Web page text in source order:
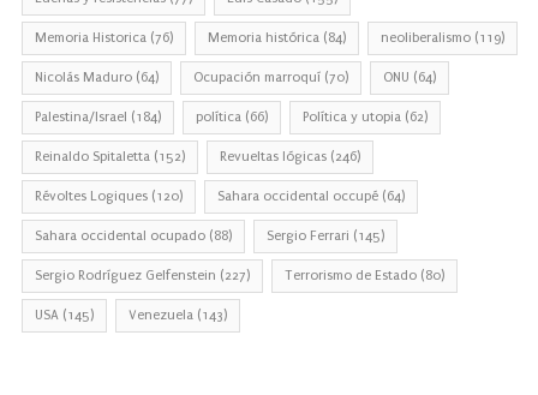
Memoria Historica (76) Memoria histórica (84) neoliberalismo (119)
Nicolás Maduro (64) Ocupación marroquí (70) ONU (64)
Palestina/Israel (184) política (66) Política y utopia (62)
Reinaldo Spitaletta (152) Revueltas lógicas (246)
Révoltes Logiques (120) Sahara occidental occupé (64)
Sahara occidental ocupado (88) Sergio Ferrari (145)
Sergio Rodríguez Gelfenstein (227) Terrorismo de Estado (80)
USA (145) Venezuela (143)